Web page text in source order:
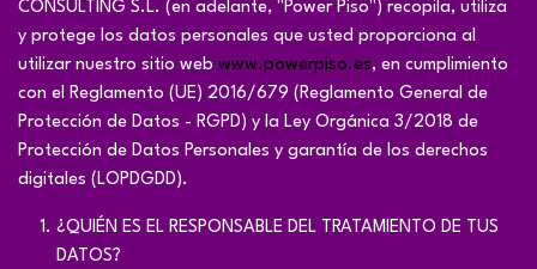
CONSULTING S.L. (en adelante, "Power Piso") recopila, utiliza
y protege los datos personales que usted proporciona al
utilizar nuestro sitio web www.powerpiso.es, en cumplimiento
con el Reglamento (UE) 2016/679 (Reglamento General de
Protección de Datos - RGPD) y la Ley Orgánica 3/2018 de
Protección de Datos Personales y garantía de los derechos
digitales (LOPDGDD).
¿QUIÉN ES EL RESPONSABLE DEL TRATAMIENTO DE TUS
DATOS?